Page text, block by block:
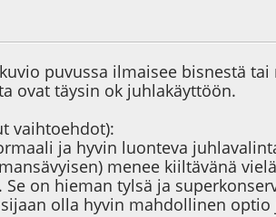
puvussa ilmaisee bisnestä
ovat täysin ok juhlakäyttöön.
vaihtoehdot):
ja hyvin luonteva
menee kiiltävänä
on hieman tylsä ja
olla hyvin mahdollinen